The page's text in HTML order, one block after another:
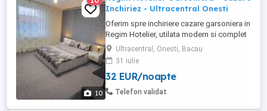
10
Inchiriez - Ultracentral Onesti
Oferim spre inchiriere cazare garsoniera in
Regim Hotelier, utilata modern si complet
mobilata, toate echipamentele fiind in
perfecta stare de functionare. Locatia
este situata intr-o zona Ultracentrala si
usor accesibila a orasului Onesti,
oferindu-va totodata un spatiu generos de
Ultracentral, Onesti, Bacau
31 iulie
32 EUR/noapte
Telefon validat